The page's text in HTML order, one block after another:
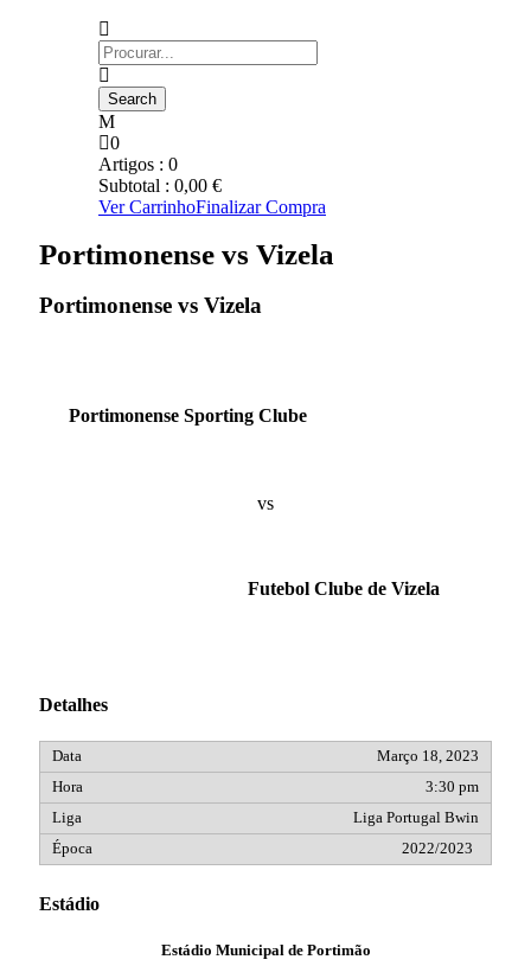
0
Artigos : 0
Subtotal : 0,00 €
Ver CarrinhoFinalizar Compra
Portimonense vs Vizela
Portimonense vs Vizela
Portimonense Sporting Clube
vs
Futebol Clube de Vizela
Detalhes
Março 18, 2023
3:30 pm
Liga Portugal Bwin
2022/2023
Estádio
Estádio Municipal de Portimão